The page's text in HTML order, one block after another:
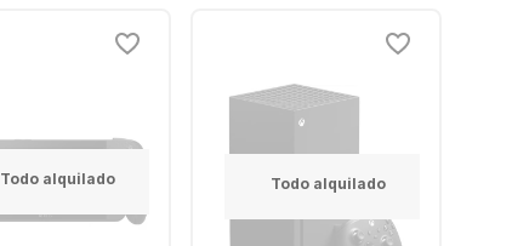
Todo alquilado Todo alquilado